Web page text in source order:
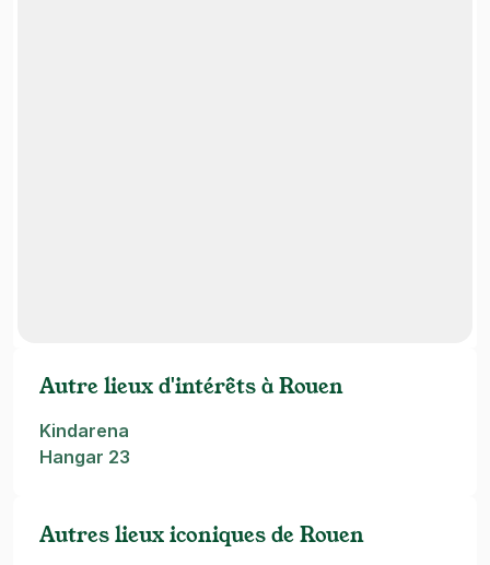
Autre lieux d'intérêts à Rouen
Kindarena
Hangar 23
Autres lieux iconiques de Rouen